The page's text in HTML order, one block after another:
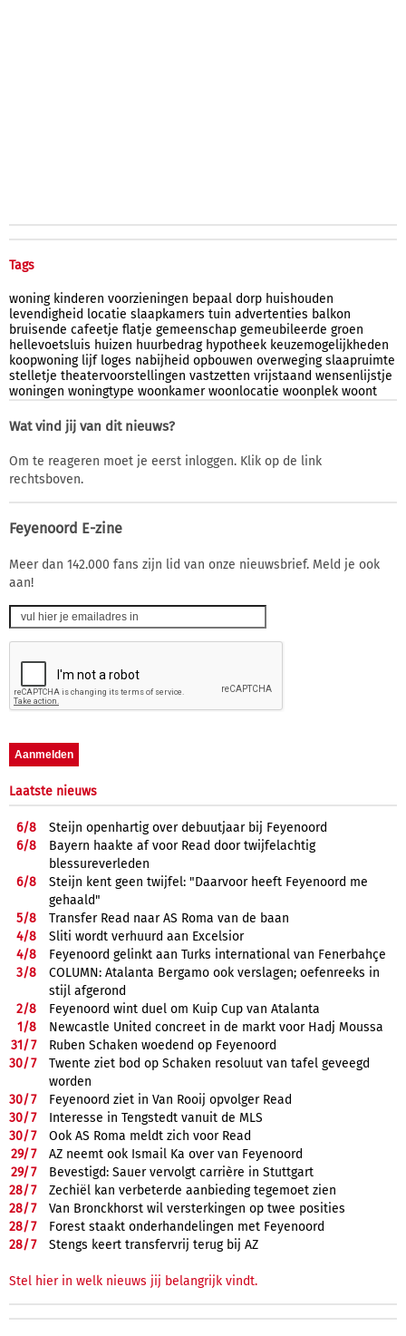
Tags
woning kinderen voorzieningen bepaal dorp huishouden
levendigheid locatie slaapkamers tuin advertenties balkon
bruisende cafeetje flatje gemeenschap gemeubileerde groen
hellevoetsluis huizen huurbedrag hypotheek keuzemogelijkheden
koopwoning lijf loges nabijheid opbouwen overweging slaapruimte
stelletje theatervoorstellingen vastzetten vrijstaand wensenlijstje
woningen woningtype woonkamer woonlocatie woonplek woont
Wat vind jij van dit nieuws?
Om te reageren moet je eerst inloggen. Klik op de link
rechtsboven.
Feyenoord E-zine
Meer dan 142.000 fans zijn lid van onze nieuwsbrief. Meld je ook
aan!
Laatste nieuws
6/8
Steijn openhartig over debuutjaar bij Feyenoord
6/8
Bayern haakte af voor Read door twijfelachtig
blessureverleden
6/8
Steijn kent geen twijfel: "Daarvoor heeft Feyenoord me
gehaald"
5/8
Transfer Read naar AS Roma van de baan
4/8
Sliti wordt verhuurd aan Excelsior
4/8
Feyenoord gelinkt aan Turks international van Fenerbahçe
3/8
COLUMN: Atalanta Bergamo ook verslagen; oefenreeks in
stijl afgerond
2/8
Feyenoord wint duel om Kuip Cup van Atalanta
1/8
Newcastle United concreet in de markt voor Hadj Moussa
31/7
Ruben Schaken woedend op Feyenoord
30/7
Twente ziet bod op Schaken resoluut van tafel geveegd
worden
30/7
Feyenoord ziet in Van Rooij opvolger Read
30/7
Interesse in Tengstedt vanuit de MLS
30/7
Ook AS Roma meldt zich voor Read
29/7
AZ neemt ook Ismail Ka over van Feyenoord
29/7
Bevestigd: Sauer vervolgt carrière in Stuttgart
28/7
Zechiël kan verbeterde aanbieding tegemoet zien
28/7
Van Bronckhorst wil versterkingen op twee posities
28/7
Forest staakt onderhandelingen met Feyenoord
28/7 Stengs keert transfervrij terug bij AZ
Stel hier in welk nieuws jij belangrijk vindt.